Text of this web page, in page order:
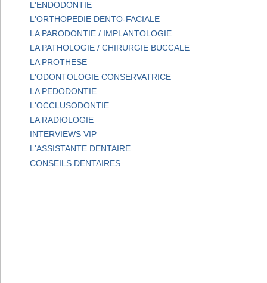
L'ENDODONTIE
L'ORTHOPEDIE DENTO-FACIALE
LA PARODONTIE / IMPLANTOLOGIE
LA PATHOLOGIE / CHIRURGIE BUCCALE
LA PROTHESE
L'ODONTOLOGIE CONSERVATRICE
LA PEDODONTIE
L'OCCLUSODONTIE
LA RADIOLOGIE
INTERVIEWS VIP
L'ASSISTANTE DENTAIRE
CONSEILS DENTAIRES